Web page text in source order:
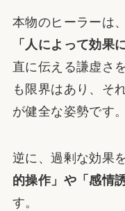
本物のヒーラーは、
「人によって効果
直に伝える謙虚さ
も限界はあり、そ
が健全な姿勢です。
逆に、過剰な効果
的操作」や「感情
す。